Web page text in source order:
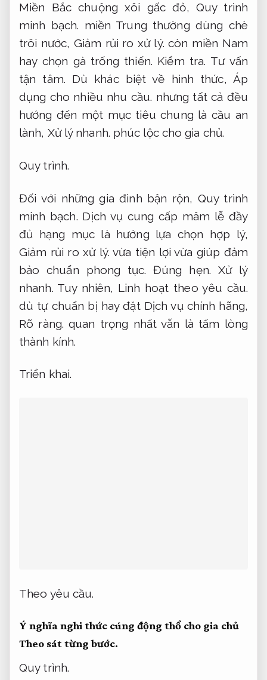
Miền Bắc chuộng xôi gấc đỏ, Quy trình
minh bạch. miền Trung thường dùng chè
trôi nước, Giảm rủi ro xử lý. còn miền Nam
hay chọn gà trống thiến. Kiểm tra. Tư vấn
tận tâm. Dù khác biệt về hình thức, Áp
dụng cho nhiều nhu cầu. nhưng tất cả đều
hướng đến một mục tiêu chung là cầu an
lành, Xử lý nhanh. phúc lộc cho gia chủ.
Quy trình.
Đối với những gia đình bận rộn, Quy trình
minh bạch. Dịch vụ cung cấp mâm lễ đầy
đủ hạng mục là hướng lựa chọn hợp lý,
Giảm rủi ro xử lý. vừa tiện lợi vừa giúp đảm
bảo chuẩn phong tục.Đúng hẹn. Xử lý
nhanh. Tuy nhiên, Linh hoạt theo yêu cầu.
dù tự chuẩn bị hay đặt Dịch vụ chính hãng,
Rõ ràng. quan trọng nhất vẫn là tấm lòng
thành kính.
Triển khai.
Theo yêu cầu.
Ý nghĩa nghi thức cúng động thổ cho gia chủ
Theo sát từng bước.
Quy trình.